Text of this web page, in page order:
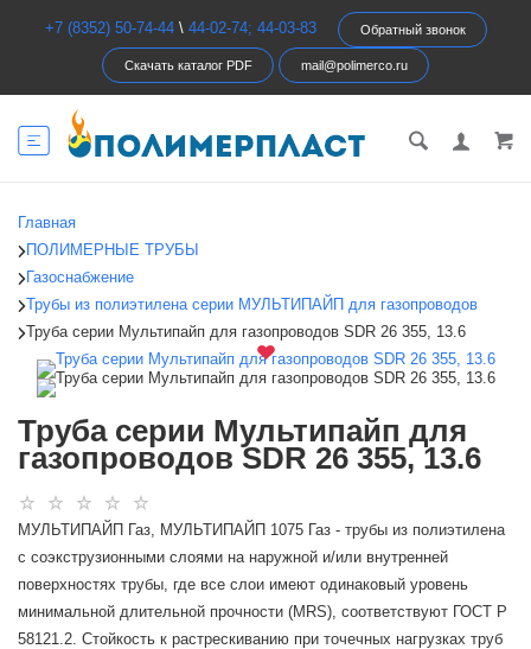
+7 (8352) 50-74-44\ 44-02-74; 44-03-83 Обратный звонок
Скачать каталог PDF mail@polimerco.ru
Главная
ПОЛИМЕРНЫЕ ТРУБЫ
Газоснабжение
Трубы из полиэтилена серии МУЛЬТИПАЙП для газопроводов
Труба серии Мультипайп для газопроводов SDR 26 355, 13.6
Труба серии Мультипайп для
газопроводов SDR 26 355, 13.6
МУЛЬТИПАЙП Газ, МУЛЬТИПАЙП 1075 Газ - трубы из полиэтилена
с соэкструзионными слоями на наружной и/или внутренней
поверхностях трубы, где все слои имеют одинаковый уровень
минимальной длительной прочности (MRS), соответствуют ГОСТ Р
58121.2. Стойкость к растрескиванию при точечных нагрузках труб